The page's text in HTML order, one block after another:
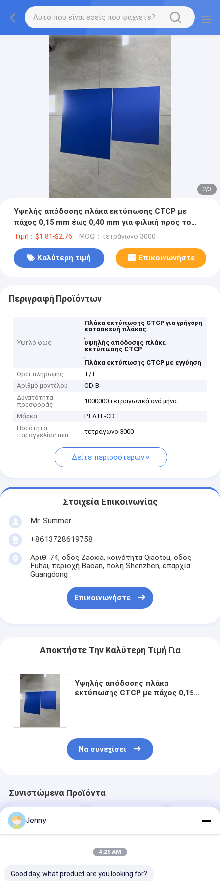
2/3
Υψηλής απόδοσης πλάκα εκτύπωσης CTCP με
πάχος 0,15 mm έως 0,40 mm για φιλική προς το
περιβάλλον εκτύπωση Offset
Τιμή：$1.81-$2.76 MOQ：τετράγωνο 3000
Καλύτερη τιμή Επικοινωνήστε
Περιγραφή Προϊόντων
Υψηλό φως
Πλάκα εκτύπωσης CTCP για γρήγορη
κατασκευή πλάκας
,
υψηλής απόδοσης πλάκα
εκτύπωσης CTCP
,
Πλάκα εκτύπωσης CTCP με εγγύηση
Όροι πληρωμής
T/T
Αριθμό μοντέλου
CD-Β
Δυνατότητα
προσφοράς
1000000 τετραγωνικά ανά μήνα
Μάρκα
PLATE-CD
Ποσότητα
παραγγελίας min
τετράγωνο 3000
Δείτε περισσότερων
Στοιχεία Επικοινωνίας
Mr. Summer
+8613728619758
Αριθ. 74, οδός Zaoxia, κοινότητα Qiaotou, οδός
Fuhai, περιοχή Baoan, πόλη Shenzhen, επαρχία
Guangdong
Επικοινωνήστε
Αποκτήστε Την Καλύτερη Τιμή Για
Υψηλής απόδοσης πλάκα
εκτύπωσης CTCP με πάχος 0,15
Να συνεχίσει
Συνιστώμενα Προϊόντα
Jenny
4:28 AM
Good day, what product are you looking for?